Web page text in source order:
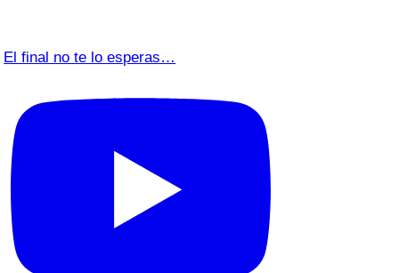
El final no te lo esperas…